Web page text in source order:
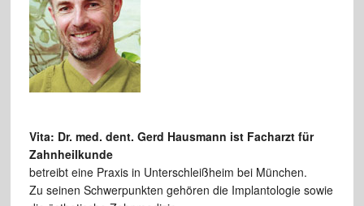
Vita: Dr. med. dent. Gerd Hausmann ist Facharzt für
Zahnheilkunde
betreibt eine Praxis in Unterschleißheim bei München.
Zu seinen Schwerpunkten gehören die Implantologie sowie